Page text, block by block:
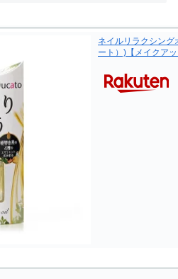
ネイルリラクシン
ート）)【メイクア